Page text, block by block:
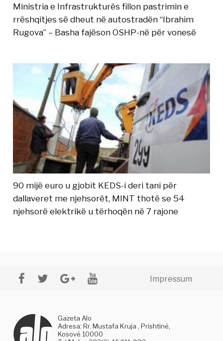
Ministria e Infrastrukturës fillon pastrimin e
rrëshqitjes së dheut në autostradën “Ibrahim
Rugova” – Basha fajëson OSHP-në për vonesë
90 mijë euro u gjobit KEDS-i deri tani për
dallaveret me njehsorët, MINT thotë se 54
njehsorë elektrikë u tërhoqën në 7 rajone
Impressum
Gazeta Alo
Adresa: Rr. Mustafa Kruja , Prishtinë,
Kosovë 10000